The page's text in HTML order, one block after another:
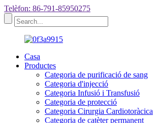
Telèfon: 86-791-85950275
Casa
Productes
Categoria de purificació de sang
Categoria d'injecció
Categoria Infusió i Transfusió
Categoria de protecció
Categoria Cirurgia Cardiotoràcica
Categoria de catèter permanent